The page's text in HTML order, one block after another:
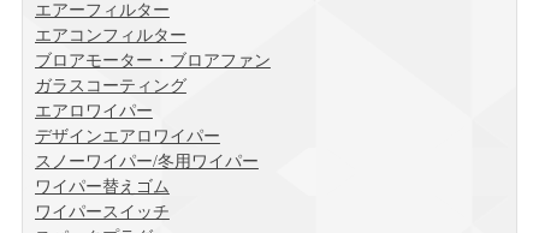
エアーフィルター
エアコンフィルター
ブロアモーター・ブロアファン
ガラスコーティング
エアロワイパー
デザインエアロワイパー
スノーワイパー/冬用ワイパー
ワイパー替えゴム
ワイパースイッチ